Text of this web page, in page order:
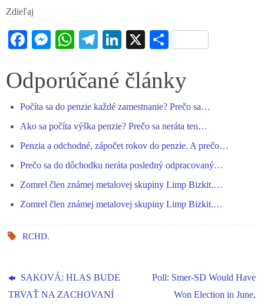
Zdieľaj
Fa
bo
ok
M
se
er
W
ts
pp
Te
gr
m
Li
ed
X S
re
Odporúčané články
Počíta sa do penzie každé zamestnanie? Prečo sa…
Ako sa počíta výška penzie? Prečo sa neráta ten…
Penzia a odchodné, zápočet rokov do penzie. A prečo…
Prečo sa do dôchodku neráta posledný odpracovaný…
Zomrel člen známej metalovej skupiny Limp Bizkit.…
Zomrel člen známej metalovej skupiny Limp Bizkit.…
RCHD.
SAKOVÁ: HLAS BUDE
TRVAŤ NA ZACHOVANÍ
Poll: Smer-SD Would Have
Won Election in June,